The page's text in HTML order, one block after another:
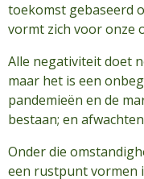
toekomst gebaseerd
vormt zich voor onze
Alle negativiteit doet
maar het is een
pandemieën en de
bestaan; en
Onder die
een rustpunt vormen